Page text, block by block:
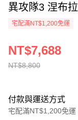
異攻隊3 涅布拉
宅配滿NT$1,200免運
NT$8,800
NT$7,688
付款與運送方式
宅配滿NT$1,200免運